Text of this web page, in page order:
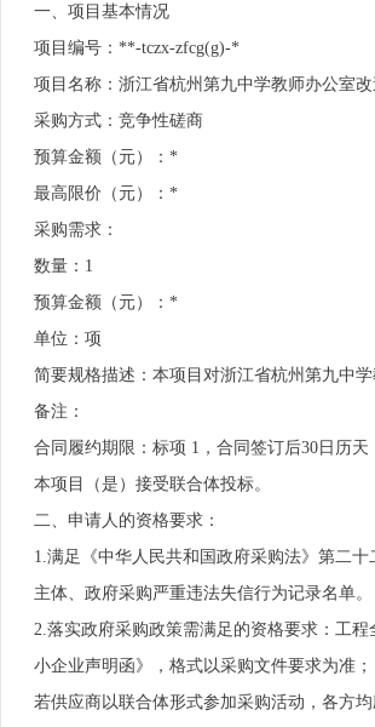
一、项目基本情况
项目编号：**-tczx-zfcg(g)-*
项目名称：浙江省杭州第九中学教师办公室改
采购方式：竞争性磋商
预算金额（元）：*
最高限价（元）：*
采购需求：
数量：1
预算金额（元）：*
单位：项
简要规格描述：本项目对浙江省杭州第九中
备注：
合同履约期限：标项 1，合同签订后30日历天
本项目（是）接受联合体投标。
二、申请人的资格要求：
1.满足《中华人民共和国政府采购法》第二
主体、政府采购严重违法失信行为记录名单。
2.落实政府采购政策需满足的资格要求：工
小企业声明函》，格式以采购文件要求为准；
若供应商以联合体形式参加采购活动，各方